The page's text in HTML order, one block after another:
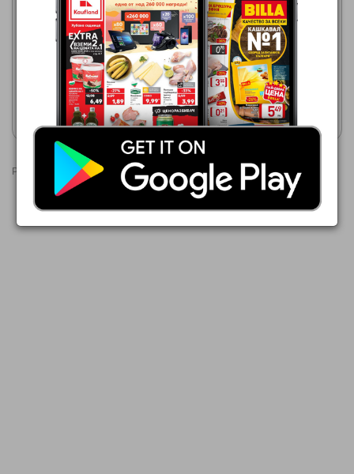
03.08.2026 - 09.08.2026
3,99 €
ПОРЦИЯ СВЕЖЕСТ Прясно
филе от лаврак
Покажи брошурата
Лидл
10.08.2026 - 16.08.2026
3,99 €
ПОРЦИЯ СВЕЖЕСТ Прясно
филе от лаврак
Покажи брошурата
Реклами